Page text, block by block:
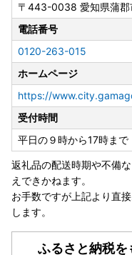
〒443-0038 愛知県蒲
電話番号
0120-263-015
ホームページ
https://
受付時間
平日の９時から17時まで
返礼品の配送時期や不備
えできかねます。
お手数ですが上記より直
します。
ふるさと納税を